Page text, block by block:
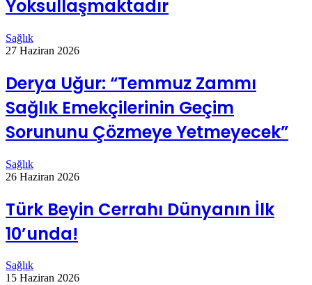
Yoksullaşmaktadır
Sağlık
27 Haziran 2026
Derya Uğur: “Temmuz Zammı
Sağlık Emekçilerinin Geçim
Sorununu Çözmeye Yetmeyecek”
Sağlık
26 Haziran 2026
Türk Beyin Cerrahı Dünyanın İlk
10’unda!
Sağlık
15 Haziran 2026